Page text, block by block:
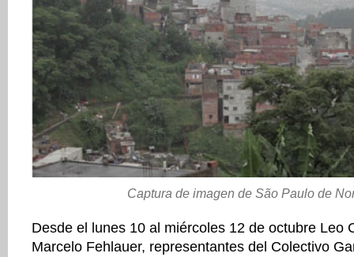
Captura de imagen de São Paulo de
Desde el lunes 10 al miércoles 12 de octubre Leo
Marcelo Fehlauer, representantes del Colectivo